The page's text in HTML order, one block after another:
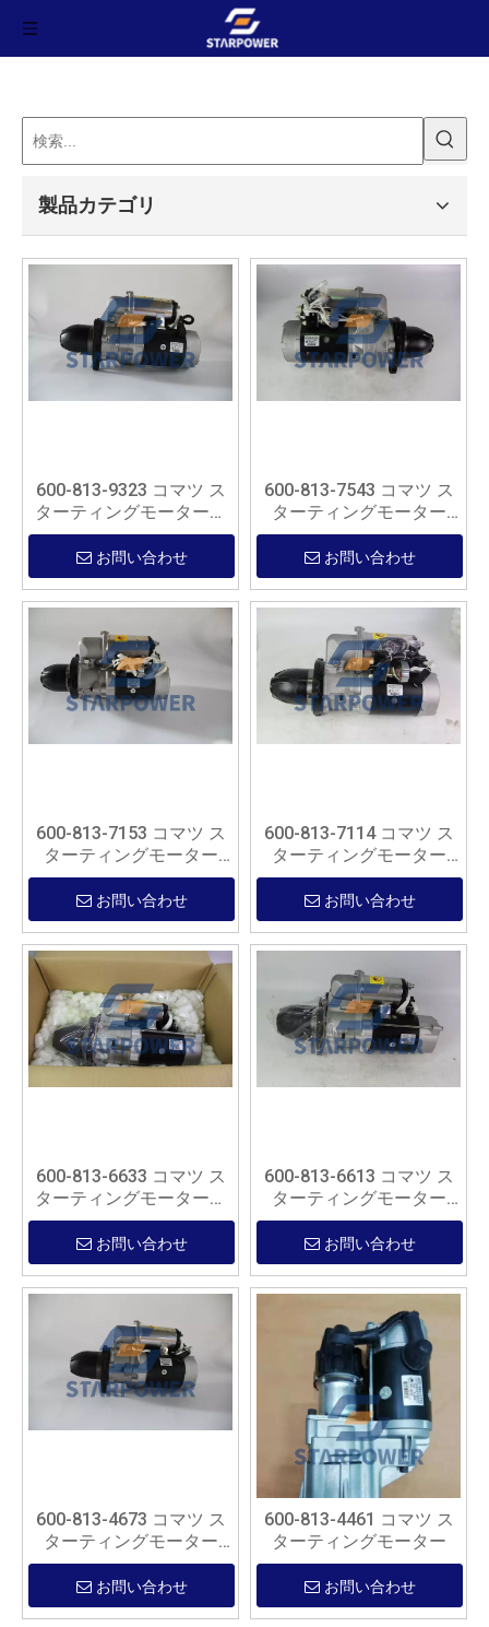
製品カテゴリ
600-813-9323 コマツ ス
ターティングモーターア
センブリ
お問い合わせ
600-813-7543 コマツ ス
ターティングモーター
ASSY
お問い合わせ
600-813-7153 コマツ ス
ターティングモーター
ASSY
お問い合わせ
600-813-7114 コマツ ス
ターティングモーター
ASSY
お問い合わせ
600-813-6633 コマツ ス
ターティングモーターア
センブリ
お問い合わせ
600-813-6613 コマツ ス
ターティングモーター
ASSY
お問い合わせ
600-813-4673 コマツ ス
ターティングモーター
ASSY
お問い合わせ
600-813-4461 コマツ ス
ターティングモーター
お問い合わせ